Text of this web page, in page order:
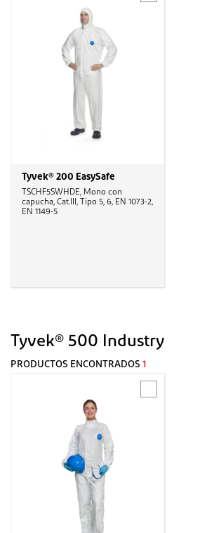
Tyvek® 200 EasySafe
TSCHF5SWHDE, Mono con
capucha, Cat.III, Tipo 5, 6, EN 1073-2,
EN 1149-5
Tyvek® 500 Industry
PRODUCTOS ENCONTRADOS 1